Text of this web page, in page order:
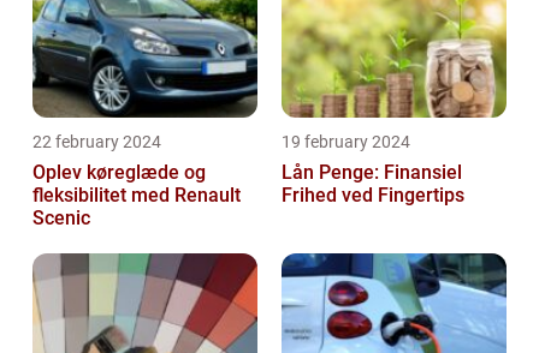
22 february 2024
Oplev køreglæde og
fleksibilitet med Renault
Scenic
19 february 2024
Lån Penge: Finansiel
Frihed ved Fingertips